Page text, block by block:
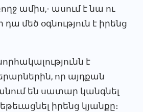
ամիս,- ասում է նա ու
դա մեծ օգնություն է իրենց
է
որ այդքան
են սատար կանգնել
իրենց կյանքը։